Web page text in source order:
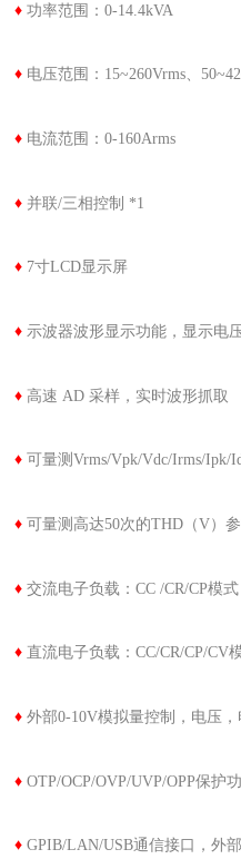
♦功率范围：0-14.4kVA
♦ 电压范围：15~260Vrms、
♦ 电流范围：0-160Arms
♦ 并联/三相控制 *1
♦ 7寸LCD显示屏
♦ 示波器波形显示功能，显示电
♦ 高速 AD 采样，实时波形抓取
♦可量测Vrms/Vpk/Vdc/Irms/Ipk/
♦可量测高达50次的THD（V）
♦交流电子负载：CC /CR/CP模式
♦ 直流电子负载：CC/CR/CP/CV
♦外部0-10V模拟量控制，电压
♦OTP/OCP/OVP/UVP/OPP保护
♦GPIB/LAN/USB通信接口，外